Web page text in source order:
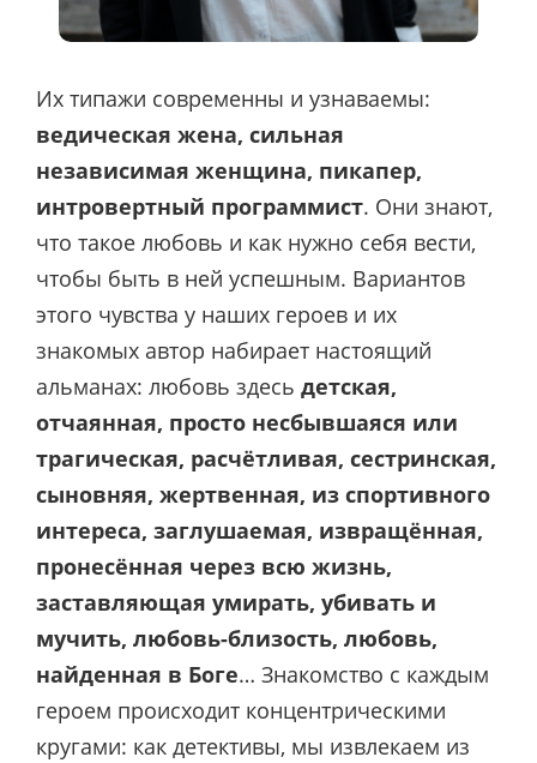
Их типажи современны и узнаваемы:
ведическая жена, сильная
независимая женщина, пикапер,
интровертный программист. Они знают,
что такое любовь и как нужно себя вести,
чтобы быть в ней успешным. Вариантов
этого чувства у наших героев и их
знакомых автор набирает настоящий
альманах: любовь здесь детская,
отчаянная, просто несбывшаяся или
трагическая, расчётливая, сестринская,
сыновняя, жертвенная, из спортивного
интереса, заглушаемая, извращённая,
пронесённая через всю жизнь,
заставляющая умирать, убивать и
мучить, любовь-близость, любовь,
найденная в Боге… Знакомство с каждым
героем происходит концентрическими
кругами: как детективы, мы извлекаем из